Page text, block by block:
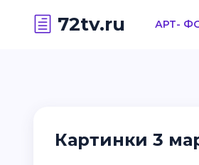
72tv.ru АРТ-
Картинки 3